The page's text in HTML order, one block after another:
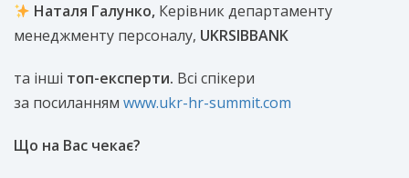
Наталя Галунко, Керівник департаменту
менеджменту персоналу, UKRSIBBANK
та інші топ-експерти. Всі спікери
за посиланням www.ukr-hr-summit.com
Що на Вас чекає?